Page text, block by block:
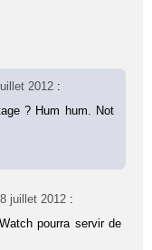
2012 :
? Hum hum. Not
juillet 2012 :
pourra servir de